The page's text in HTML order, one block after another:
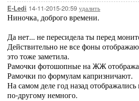
E-Ledi 14-11-2015-20:59 удалить
Ниночка, доброго времени.
Да нет... не пересидела ты перед
Действительно не все фоны
это тоже заметила.
Рамочки фотошопные на ЖЖ
Рамочки по формулам капризничают.
На самом деле год назад
по-другому немного.